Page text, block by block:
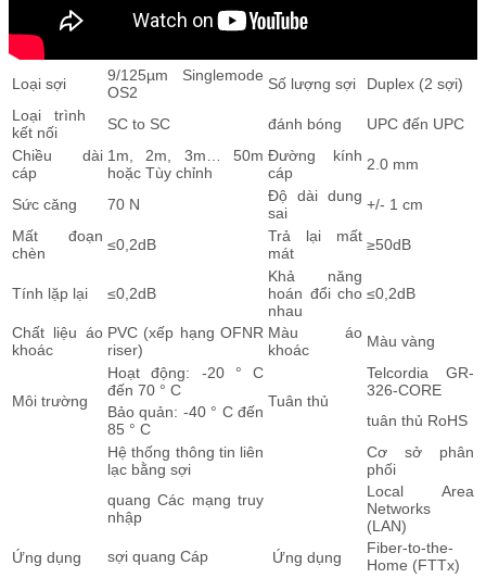
Loại sợi
9/125µm Singlemode
OS2
Số lượng sợi
Duplex (2 sợi)
Loại trình
kết nối
SC to SC đánh bóng
UPC đến UPC
Chiều dài
cáp
1m, 2m, 3m… 50m
hoặc Tùy chỉnh
Đường kính
cáp
2.0 mm
Sức căng 70 N
Độ dài dung
sai
+/- 1 cm
Mất đoạn
chèn
≤0,2dB
Trả lại mất
mát
≥50dB
Tính lặp lại ≤0,2dB
Khả năng
hoán đổi cho
nhau
≤0,2dB
Chất liệu áo
khoác
PVC (xếp hạng OFNR
riser)
Màu áo
khoác
Màu vàng
Môi trường
Hoạt động: -20 ° C
đến 70 ° C
Tuân thủ
Telcordia GR-
326-CORE
Bảo quản: -40 ° C đến
85 ° C
tuân thủ RoHS
Ứng dụng
Hệ thống thông tin liên
lạc bằng sợi
Ứng dụng
Cơ sở phân
phối
quang Các mạng truy
nhập
Local Area
Networks
(LAN)
sợi quang Cáp
Fiber-to-the-
Home (FTTx)